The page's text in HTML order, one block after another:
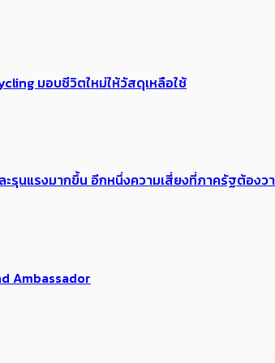
มอบชีวิตใหม่ให้วัสดุเหลือใช้
รุนแรงมากขึ้น อีกหนึ่งความเสี่ยงที่ภาครัฐต้อง
Ambassador